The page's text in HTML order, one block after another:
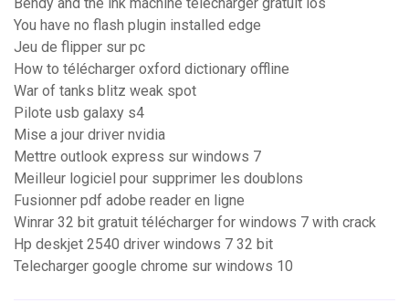
Bendy and the ink machine télécharger gratuit ios
You have no flash plugin installed edge
Jeu de flipper sur pc
How to télécharger oxford dictionary offline
War of tanks blitz weak spot
Pilote usb galaxy s4
Mise a jour driver nvidia
Mettre outlook express sur windows 7
Meilleur logiciel pour supprimer les doublons
Fusionner pdf adobe reader en ligne
Winrar 32 bit gratuit télécharger for windows 7 with crack
Hp deskjet 2540 driver windows 7 32 bit
Telecharger google chrome sur windows 10